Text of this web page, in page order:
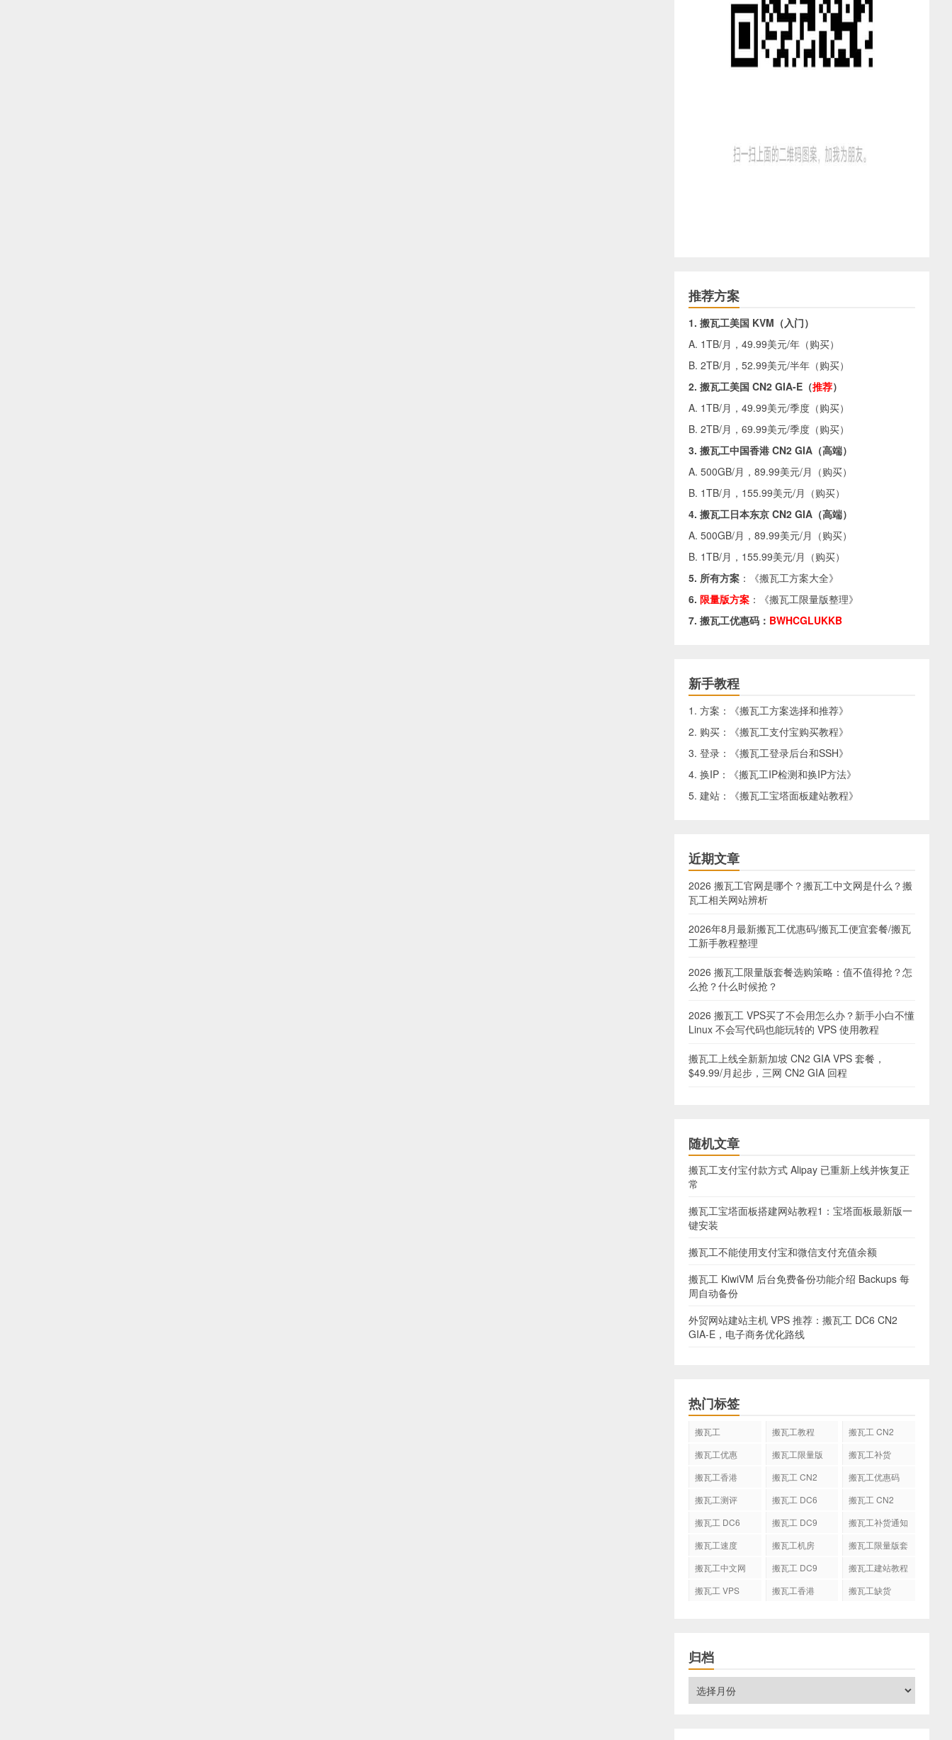
推荐方案
1. 搬瓦工美国 KVM（入门）
A. 1TB/月，49.99美元/年（购买）
B. 2TB/月，52.99美元/半年（购买）
2. 搬瓦工美国 CN2 GIA-E（推荐）
A. 1TB/月，49.99美元/季度（购买）
B. 2TB/月，69.99美元/季度（购买）
3. 搬瓦工中国香港 CN2 GIA（高端）
A. 500GB/月，89.99美元/月（购买）
B. 1TB/月，155.99美元/月（购买）
4. 搬瓦工日本东京 CN2 GIA（高端）
A. 500GB/月，89.99美元/月（购买）
B. 1TB/月，155.99美元/月（购买）
5. 所有方案 ：《搬瓦工方案大全》
6. 限量版方案 ：《搬瓦工限量版整理》
7. 搬瓦工优惠码： BWHCGLUKKB
新手教程
1. 方案：《搬瓦工方案选择和推荐》
2. 购买：《搬瓦工支付宝购买教程》
3. 登录：《搬瓦工登录后台和SSH》
4. 换IP：《搬瓦工IP检测和换IP方法》
5. 建站：《搬瓦工宝塔面板建站教程》
近期文章
2026 搬瓦工官网是哪个？搬瓦工中文网是什么？搬
瓦工相关网站辨析
2026年8月最新搬瓦工优惠码/搬瓦工便宜套餐/搬瓦
工新手教程整理
2026 搬瓦工限量版套餐选购策略：值不值得抢？怎
么抢？什么时候抢？
2026 搬瓦工 VPS买了不会用怎么办？新手小白不懂
Linux 不会写代码也能玩转的 VPS 使用教程
搬瓦工上线全新新加坡 CN2 GIA VPS 套餐，
$49.99/月起步，三网 CN2 GIA 回程
随机文章
搬瓦工支付宝付款方式 Alipay 已重新上线并恢复正
常
搬瓦工宝塔面板搭建网站教程1：宝塔面板最新版一
键安装
搬瓦工不能使用支付宝和微信支付充值余额
搬瓦工 KiwiVM 后台免费备份功能介绍 Backups 每
周自动备份
外贸网站建站主机 VPS 推荐：搬瓦工 DC6 CN2
GIA-E，电子商务优化路线
热门标签
搬瓦工 搬瓦工教程
搬瓦工 CN2
搬瓦工优惠 搬瓦工限量版
搬瓦工补货
搬瓦工香港
搬瓦工 CN2
搬瓦工优惠码
搬瓦工测评
搬瓦工 DC6
搬瓦工 CN2
搬瓦工 DC6
搬瓦工 DC9
搬瓦工补货通知
搬瓦工速度
搬瓦工机房
搬瓦工限量版套
搬瓦工中文网 搬瓦工 DC9
搬瓦工建站教程
搬瓦工 VPS
搬瓦工香港
搬瓦工缺货
归档